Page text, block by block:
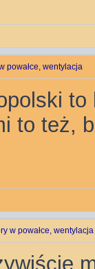
powałce, wentylacja
to też,
w powałce, wentylacja